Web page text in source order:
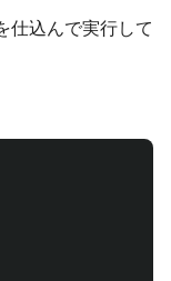
仕込んで実行して